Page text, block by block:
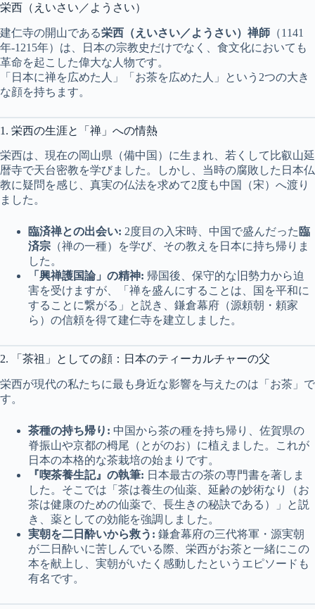
栄西（えいさい／ようさい）
建仁寺の開山である栄西（えいさい／ようさい）禅師 （1141
年-1215年）は、日本の宗教史だけでなく、食文化においても
革命を起こした偉大な人物です。
「日本に禅を広めた人」「お茶を広めた人」という2つの大き
な顔を持ちます。
1. 栄西の生涯と「禅」への情熱
栄西は、現在の岡山県（備中国）に生まれ、若くして比叡山延
暦寺で天台密教を学びました。しかし、当時の腐敗した日本仏
教に疑問を感じ、真実の仏法を求めて2度も中国（宋）へ渡り
ました。
臨済禅との出会い: 2度目の入宋時、中国で盛んだった 臨
済宗 （禅の一種）を学び、その教えを日本に持ち帰りま
した。
「興禅護国論」の精神: 帰国後、保守的な旧勢力から迫
害を受けますが、「禅を盛んにすることは、国を平和に
することに繋がる」と説き、鎌倉幕府（源頼朝・頼家
ら）の信頼を得て建仁寺を建立しました。
2. 「茶祖」としての顔：日本のティーカルチャーの父
栄西が現代の私たちに最も身近な影響を与えたのは「お茶」で
す。
茶種の持ち帰り: 中国から茶の種を持ち帰り、佐賀県の
脊振山や京都の栂尾（とがのお）に植えました。これが
日本の本格的な茶栽培の始まりです。
『喫茶養生記』の執筆: 日本最古の茶の専門書を著しま
した。そこでは「茶は養生の仙薬、延齢の妙術なり（お
茶は健康のための仙薬で、長生きの秘訣である）」と説
き、薬としての効能を強調しました。
実朝を二日酔いから救う: 鎌倉幕府の三代将軍・源実朝
が二日酔いに苦しんでいる際、栄西がお茶と一緒にこの
本を献上し、実朝がいたく感動したというエピソードも
有名です。